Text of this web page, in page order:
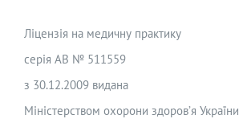
Ліцензія на медичну практику
серія АВ № 511559
з 30.12.2009 видана
Міністерством охорони здоров’я України